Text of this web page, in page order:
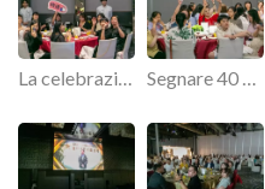
La celebrazione del 40° anniversario di Star Lapel Pin brilla intensamente. Segnare 40 anni di successo: Star Lapel Pin celebra.